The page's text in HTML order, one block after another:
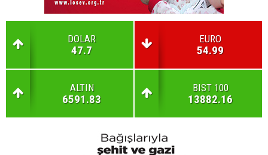
DOLAR
47.7
EURO
54.99
ALTIN
6591.83
BIST 100
13882.16